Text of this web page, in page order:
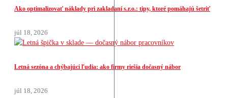
Ako optimalizovať náklady pri zakladaní s.r.o.: tipy, ktoré pomáhajú šetriť
júl 18, 2026
Letná sezóna a chýbajúci ľudia: ako firmy riešia dočasný nábor
júl 18, 2026